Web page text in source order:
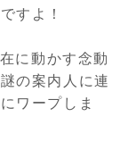
すよ！
に動かす念動
の案内人に連
ワープしま